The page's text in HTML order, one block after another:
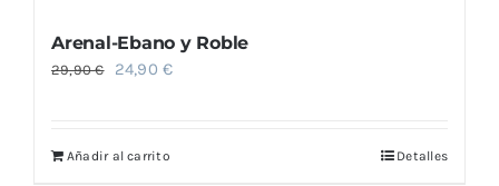
Arenal-Ebano y Roble
29,90€
El
era:
24,90€El
Añadir al carrito Detalles